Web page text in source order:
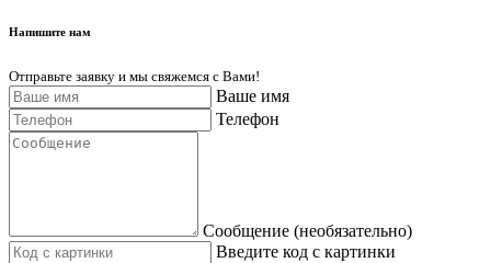
Напишите нам
Отправьте заявку и мы свяжемся с Вами!
Ваше имя
Телефон
Сообщение (необязательно)
Введите код с картинки